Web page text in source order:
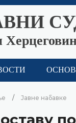
Јавне набавке